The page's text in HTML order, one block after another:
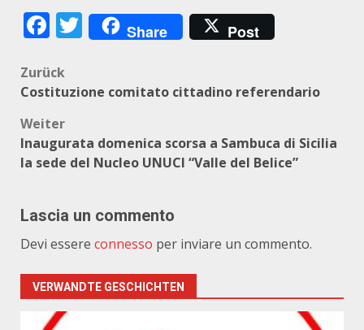
Facebook
Twitter
Share Post
Beitragsnavigation
Zurück
Costituzione comitato cittadino referendario
Weiter
Inaugurata domenica scorsa a Sambuca di Sicilia
la sede del Nucleo UNUCI “Valle del Belice”
Lascia un commento
Devi essere connesso per inviare un commento.
VERWANDTE GESCHICHTEN